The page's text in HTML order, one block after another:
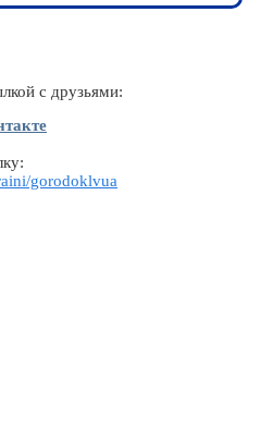
с друзьями:
gorodoklvua